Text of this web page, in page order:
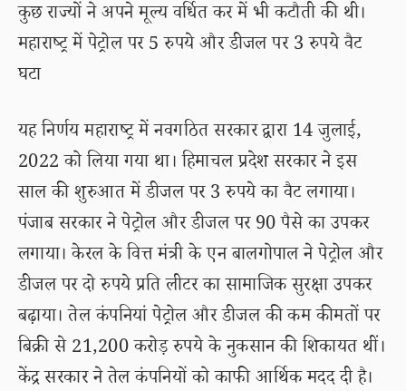
कुछ राज्यों ने अपने मूल्य वर्धित कर में भी कटौती की थी।
महाराष्ट्र में पेट्रोल पर 5 रुपये और डीजल पर 3 रुपये वैट
घटा
यह निर्णय महाराष्ट्र में नवगठित सरकार द्वारा 14 जुलाई,
2022 को लिया गया था। हिमाचल प्रदेश सरकार ने इस
साल की शुरुआत में डीजल पर 3 रुपये का वैट लगाया।
पंजाब सरकार ने पेट्रोल और डीजल पर 90 पैसे का उपकर
लगाया। केरल के वित्त मंत्री के एन बालगोपाल ने पेट्रोल और
डीजल पर दो रुपये प्रति लीटर का सामाजिक सुरक्षा उपकर
बढ़ाया। तेल कंपनियां पेट्रोल और डीजल की कम कीमतों पर
बिक्री से 21,200 करोड़ रुपये के नुकसान की शिकायत थीं।
केंद्र सरकार ने तेल कंपनियों को काफी आर्थिक मदद दी है।